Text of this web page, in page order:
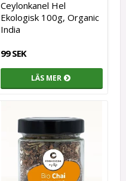
Ceylonkanel Hel
Ekologisk 100g, Organic
India
99 SEK
LÄS MER